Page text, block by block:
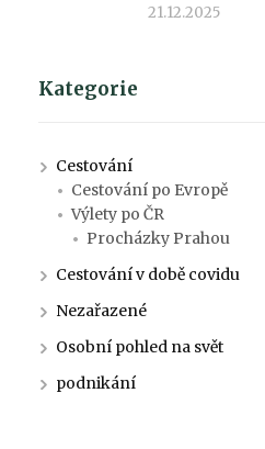
21.12.2025
Kategorie
Cestování
Cestování po Evropě
Výlety po ČR
Procházky Prahou
Cestování v době covidu
Nezařazené
Osobní pohled na svět
podnikání